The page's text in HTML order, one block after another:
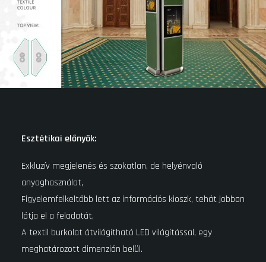
Esztétikai előnyök:
Exkluzív megjelenés és szokatlan, de helyénvaló
anyaghasználat,
Figyelemfelkeltőbb lett az információs kioszk, tehát jobban
látja el a feladatát,
A textil burkolat átvilágítható LED világítással, egy
meghatározott dimenzión belül.